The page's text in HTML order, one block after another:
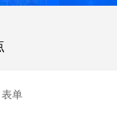
表单